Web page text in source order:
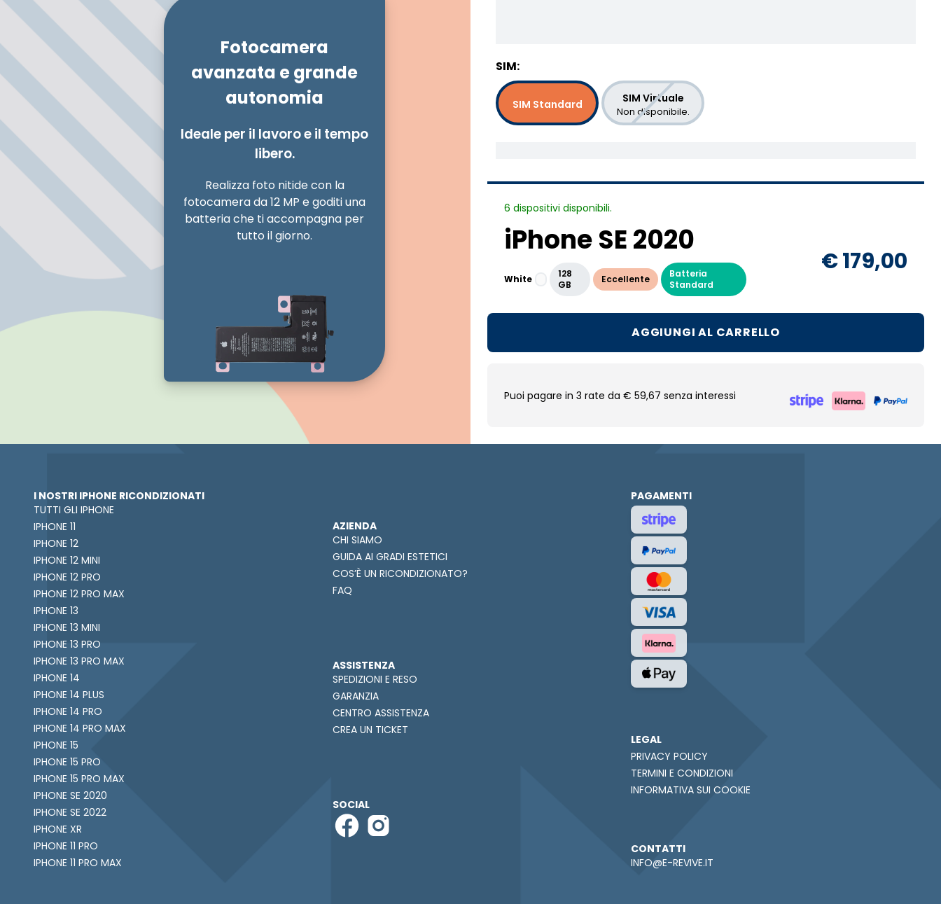
Fotocamera
avanzata e grande
autonomia
Ideale per il lavoro e il tempo
libero.
Realizza foto nitide con la
fotocamera da 12 MP e goditi una
batteria che ti accompagna per
tutto il giorno.
SIM:
SIM Standard SIM Virtuale
Non disponibile.
6 dispositivi disponibili.
iPhone SE 2020
White
128
GB
Eccellente
Batteria
Standard
€ 179,00
AGGIUNGI AL CARRELLO
Puoi pagare in 3 rate da € 59,67 senza interessi
I NOSTRI IPHONE RICONDIZIONATI
TUTTI GLI IPHONE
IPHONE 11
IPHONE 12
IPHONE 12 MINI
IPHONE 12 PRO
IPHONE 12 PRO MAX
IPHONE 13
IPHONE 13 MINI
IPHONE 13 PRO
IPHONE 13 PRO MAX
IPHONE 14
IPHONE 14 PLUS
IPHONE 14 PRO
IPHONE 14 PRO MAX
IPHONE 15
IPHONE 15 PRO
IPHONE 15 PRO MAX
IPHONE SE 2020
IPHONE SE 2022
IPHONE XR
IPHONE 11 PRO
IPHONE 11 PRO MAX
AZIENDA
CHI SIAMO
GUIDA AI GRADI ESTETICI
COS’È UN RICONDIZIONATO?
FAQ
ASSISTENZA
SPEDIZIONI E RESO
GARANZIA
CENTRO ASSISTENZA
CREA UN TICKET
SOCIAL
PAGAMENTI
LEGAL
PRIVACY POLICY
TERMINI E CONDIZIONI
INFORMATIVA SUI COOKIE
CONTATTI
INFO@E-REVIVE.IT